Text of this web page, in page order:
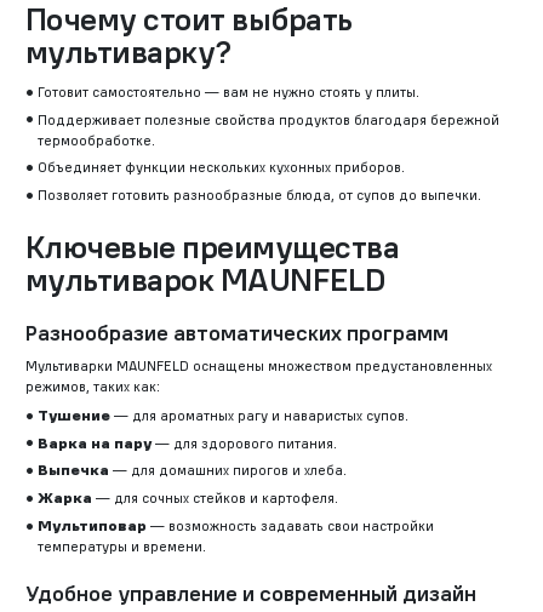
Почему стоит выбрать
мультиварку?
Готовит самостоятельно — вам не нужно стоять у плиты.
Поддерживает полезные свойства продуктов благодаря бережной
термообработке.
Объединяет функции нескольких кухонных приборов.
Позволяет готовить разнообразные блюда, от супов до выпечки.
Ключевые преимущества
мультиварок MAUNFELD
Разнообразие автоматических программ
Мультиварки MAUNFELD оснащены множеством предустановленных
режимов, таких как:
Тушение — для ароматных рагу и наваристых супов.
Варка на пару— для здорового питания.
Выпечка — для домашних пирогов и хлеба.
Жарка — для сочных стейков и картофеля.
Мультиповар — возможность задавать свои настройки
температуры и времени.
Удобное управление и современный дизайн